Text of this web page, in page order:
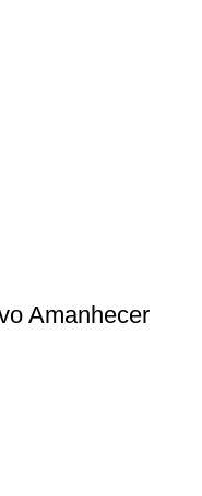
Amanhecer